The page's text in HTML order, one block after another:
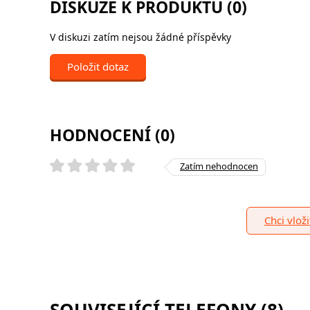
DISKUZE K PRODUKTU (0)
V diskuzi zatím nejsou žádné příspěvky
Položit dotaz
HODNOCENÍ (0)
Zatím nehodnocen
Chci